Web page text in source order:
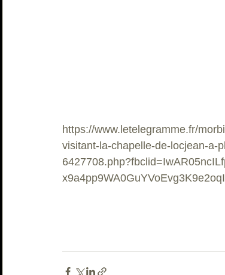
https://www.letelegramme.fr/
visitant-la-chapelle-de-locjean-a-